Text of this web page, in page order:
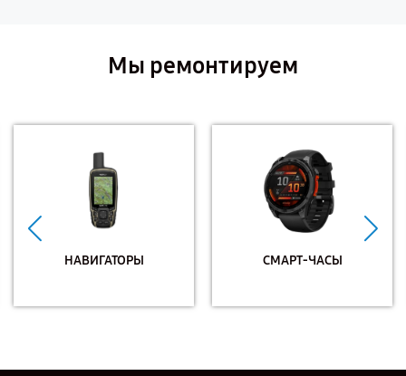
Мы ремонтируем
НАВИГАТОРЫ СМАРТ-ЧАСЫ